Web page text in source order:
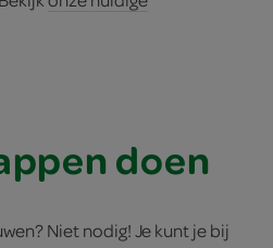
doen
Niet nodig! Je kunt je bij